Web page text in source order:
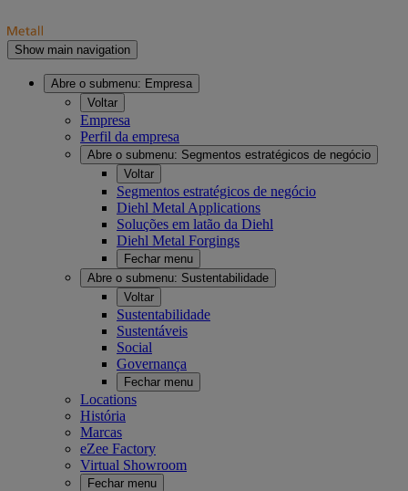
Show main navigation
Abre o submenu: Empresa
Voltar
Empresa
Perfil da empresa
Abre o submenu: Segmentos estratégicos de negócio
Voltar
Segmentos estratégicos de negócio
Diehl Metal Applications
Soluções em latão da Diehl
Diehl Metal Forgings
Fechar menu
Abre o submenu: Sustentabilidade
Voltar
Sustentabilidade
Sustentáveis
Social
Governança
Fechar menu
Locations
História
Marcas
eZee Factory
Virtual Showroom
Fechar menu